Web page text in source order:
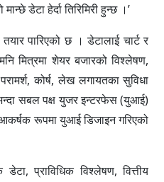
डेटा हेर्दा तिरिमिरी हुन्छ ।’
पारिएको छ । डेटालाई चार्ट र
मित्रमा शेयर बजारको विश्लेषण,
कोर्ष, लेख लगायतका सुविधा
सबल पक्ष युजर इन्टरफेस (युआई)
आकर्षक रूपमा युआई डिजाइन गरिएको
प्राविधिक विश्लेषण, वित्तीय